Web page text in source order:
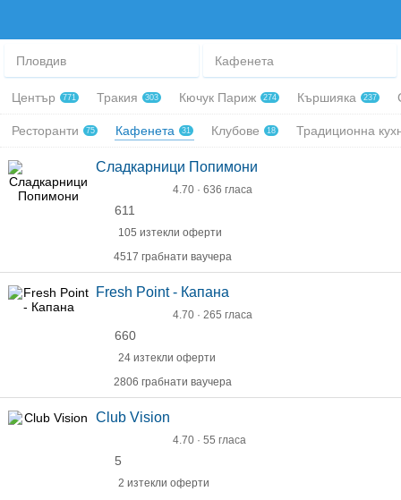
Пловдив Кафенета
Център 771 Тракия 303 Кючук Париж 274 Кършияка 237
Ресторанти 75 Кафенета 31 Клубове 18 Традиционна
Сладкарници Попимони
4.70 · 636 гласа
611
105 изтекли оферти
4517 грабнати ваучера
Fresh Point - Капана
4.70 · 265 гласа
660
24 изтекли оферти
2806 грабнати ваучера
Club Vision
4.70 · 55 гласа
5
2 изтекли оферти